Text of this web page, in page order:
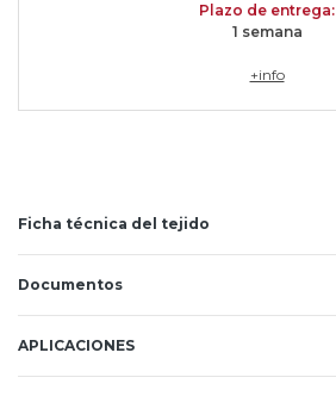
Plazo de entrega:
1 semana
+info
Ficha técnica del tejido
Documentos
APLICACIONES